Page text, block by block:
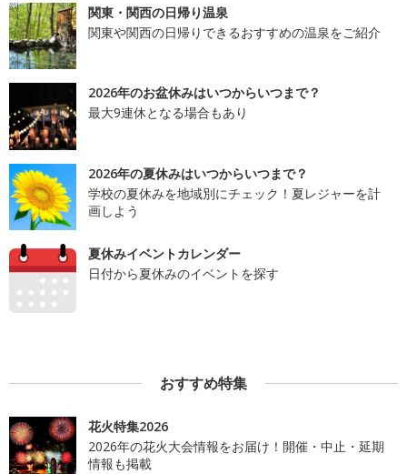
関東・関西の日帰り温泉
関東や関西の日帰りできるおすすめの温泉をご紹介
2026年のお盆休みはいつからいつまで？
最大9連休となる場合もあり
2026年の夏休みはいつからいつまで？
学校の夏休みを地域別にチェック！夏レジャーを計
画しよう
夏休みイベントカレンダー
日付から夏休みのイベントを探す
おすすめ特集
花火特集2026
2026年の花火大会情報をお届け！開催・中止・延期
情報も掲載